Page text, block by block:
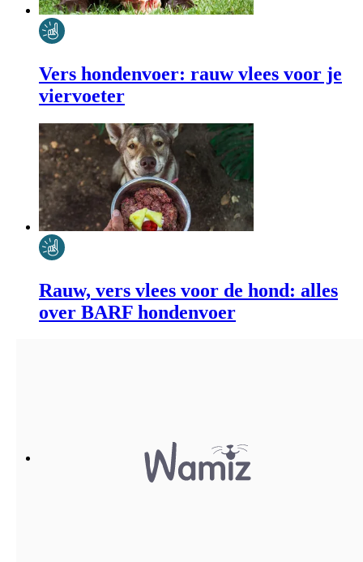
Vers hondenvoer: rauw vlees voor je
viervoeter
Rauw, vers vlees voor de hond: alles
over BARF hondenvoer